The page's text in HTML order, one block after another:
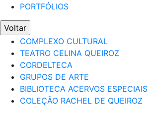
PORTFÓLIOS
Voltar
COMPLEXO CULTURAL
TEATRO CELINA QUEIROZ
CORDELTECA
GRUPOS DE ARTE
BIBLIOTECA ACERVOS ESPECIAIS
COLEÇÃO RACHEL DE QUEIROZ